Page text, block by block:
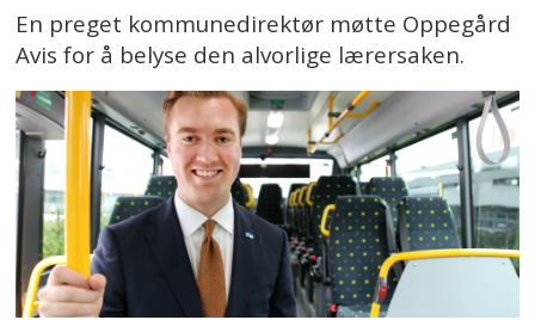
En preget kommunedirektør møtte Oppegård
Avis for å belyse den alvorlige lærersaken.